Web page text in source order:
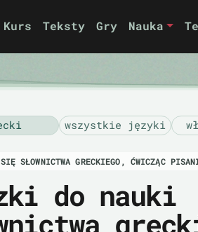
Kurs Teksty Gry Nauka
wszystkie języki
SŁOWNICTWA GRECKIEGO, ĆWICZĄC
do nauki